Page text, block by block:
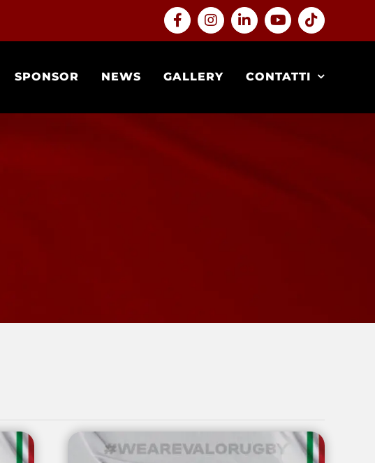
FacebookInstagramLinkedInYouTubeTiktok
SPONSOR NEWS GALLERY CONTATTI